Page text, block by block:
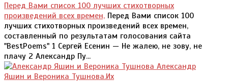
Перед Вами список 100 лучших стихотворных
произведений всех времен, Перед Вами список 100
лучших стихотворных произведений всех времен,
составленный по результатам голосования сайта
"BestPoems" 1 Сергей Есенин — Не жалею, не зову, не
плачу 2 Александр Пу...